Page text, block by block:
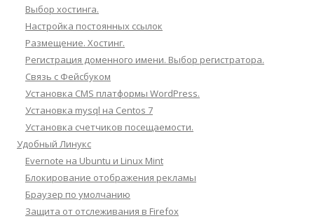
Выбор хостинга.
Настройка постоянных ссылок
Размещение. Хостинг.
Регистрация доменного имени. Выбор регистратора.
Связь с Фейсбуком
Установка CMS платформы WordPress.
Установка mysql на Centos 7
Установка счетчиков посещаемости.
Удобный Линукс
Evernote на Ubuntu и Linux Mint
Блокирование отображения рекламы
Браузер по умолчанию
Защита от отслеживания в Firefox